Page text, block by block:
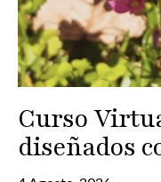
Curso
diseñados